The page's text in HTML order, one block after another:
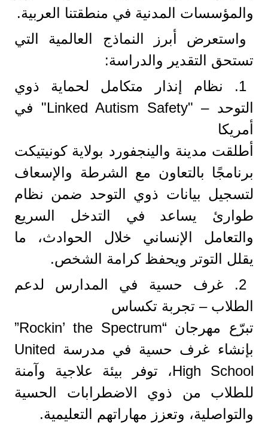
والمؤسسات المدنية في منطقتنا العربية.
واستعرض أبرز النماذج العالمية التي
تستحق التقدير والدراسة:
1. نظام إنذار متكامل لحماية ذوي
التوحد – "Linked Autism Safety" في
أمريكا
أطلقت مدينة والينجفورد بولاية كونيتيكت
برنامجًا بالتعاون مع الشرطة والإسعاف
لتسجيل بيانات ذوي التوحد ضمن نظام
طوارئ يساعد في التدخل السريع
والتعامل الإنساني خلال الحوادث، ما
يقلل التوتر ويحفظ كرامة الشخص.
2. غرف حسية في المدارس لدعم
الطلاب – تجربة تكساس
تبرّع مهرجان “Rockin’ the Spectrum”
بإنشاء غرف حسية في مدرسة United
High School، توفر بيئة علاجية وآمنة
للطلاب من ذوي الاضطرابات الحسية
والتواصلية، وتعزز مهاراتهم التعليمية.